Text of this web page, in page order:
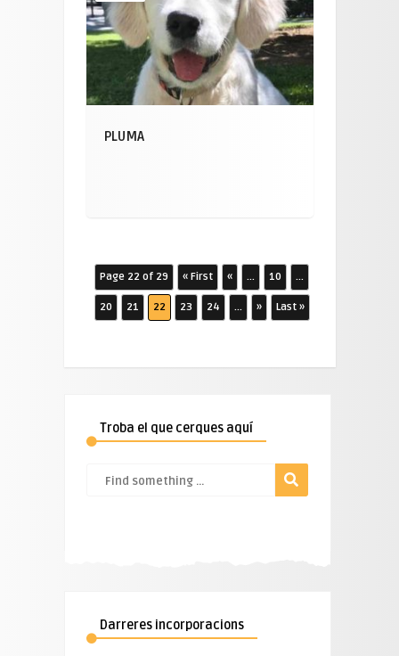
PLUMA
Page 22 of 29 « First « ... 10 ...
20 21 22 23 24 ... » Last »
Troba el que cerques aquí
Darreres incorporacions